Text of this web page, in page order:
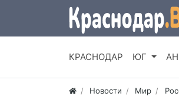
КРАСНОДАР ЮГ
Новости Мир